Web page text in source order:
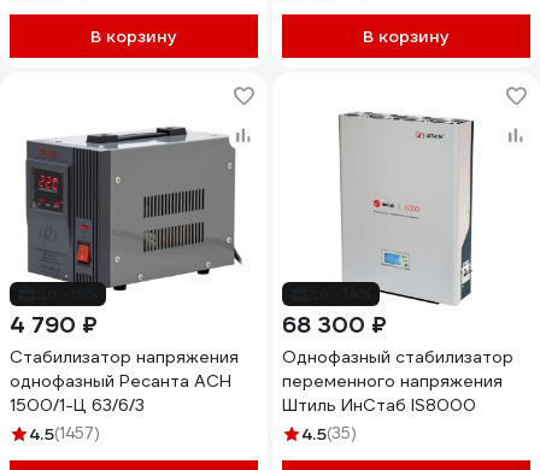
В корзину В корзину
4 790 ₽
Стабилизатор напряжения
однофазный Ресанта АСН
1500/1-Ц 63/6/3
4.5(1457)
68 300 ₽
Однофазный стабилизатор
переменного напряжения
Штиль ИнСтаб IS8000
4.5(35)